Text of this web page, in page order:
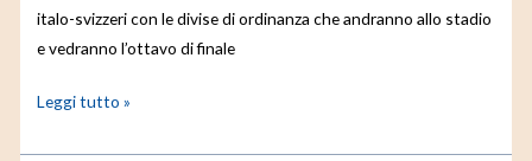
italo-svizzeri con le divise di ordinanza che andranno allo stadio
e vedranno l’ottavo di finale
Leggi tutto »